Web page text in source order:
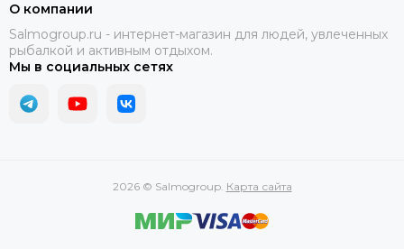
О компании
Salmogroup.ru - интернет-магазин для людей, увлеченных
рыбалкой и активным отдыхом.
Мы в социальных сетях
2026 © Salmogroup. Карта сайта